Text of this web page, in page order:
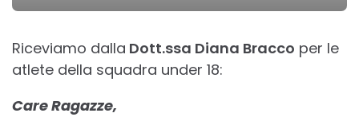
Riceviamo dalla Dott.ssa Diana Bracco per le
atlete della squadra under 18:
Care Ragazze,